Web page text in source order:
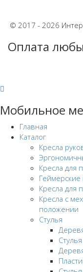
© 2017 - 2026
Оплата
Мобильное
Главная
Каталог
Кресла
Кресла для
Геймерские
Кресла для
Кресла с
положении
Стулья